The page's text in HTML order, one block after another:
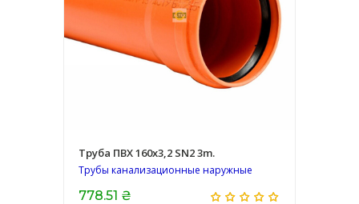
Труба ПВХ 160х3,2 SN2 3m.
Трубы канализационные наружные
778.51 ₴